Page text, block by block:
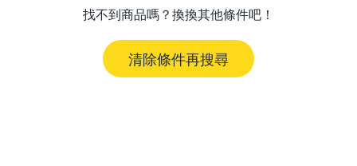
找不到商品嗎？換換其他條件吧！
清除條件再搜尋